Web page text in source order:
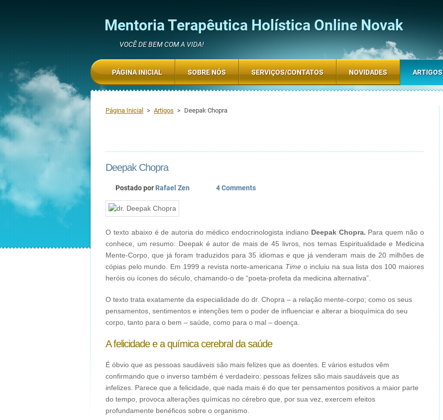
Mentoria Terapêutica Holística Online Novak
VOCÊ DE BEM COM A VIDA!
Página Inicial > Artigos > Deepak Chopra
Deepak Chopra
Postado por Rafael Zen 4 Comments
O texto abaixo é de autoria do médico endocrinologista indiano Deepak Chopra. Para quem não o
conhece, um resumo: Deepak é autor de mais de 45 livros, nos temas Espiritualidade e Medicina
Mente-Corpo, que já foram traduzidos para 35 idiomas e que já venderam mais de 20 milhões de
cópias pelo mundo. Em 1999 a revista norte-americana Time o incluiu na sua lista dos 100 maiores
heróis ou ícones do século, chamando-o de “poeta-profeta da medicina alternativa”.
O texto trata exatamente da especialidade do dr. Chopra – a relação mente-corpo; como os seus
pensamentos, sentimentos e intenções tem o poder de influenciar e alterar a bioquímica do seu
corpo, tanto para o bem – saúde, como para o mal – doença.
A felicidade e a química cerebral da saúde
É óbvio que as pessoas saudáveis são mais felizes que as doentes. E vários estudos vêm
confirmando que o inverso também é verdadeiro: pessoas felizes são mais saudáveis que as
infelizes. Parece que a felicidade, que nada mais é do que ter pensamentos positivos a maior parte
do tempo, provoca alterações químicas no cérebro que, por sua vez, exercem efeitos
profundamente benéficos sobre o organismo.
PÁGINA INICIAL SOBRE NÓS SERVIÇOS/CONTATOS NOVIDADES ARTIGOS